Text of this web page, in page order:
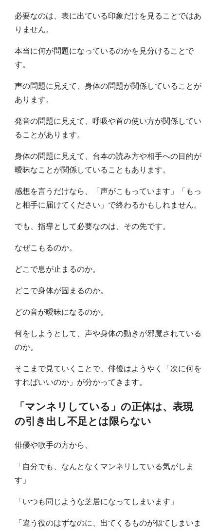
必要なのは、表に出ている印象だけを見ることではあ
りません。
本当に何が問題になっているのかを見分けることで
す。
声の問題に見えて、身体の問題が関係していることが
あります。
発音の問題に見えて、呼吸や首の使い方が関係してい
ることがあります。
身体の問題に見えて、台本の読み方や相手への目的が
曖昧なことが関係していることもあります。
感想を言うだけなら、「声がこもっています」「もっ
と相手に届けてください」で終わるかもしれません。
でも、指導として必要なのは、その先です。
なぜこもるのか。
どこで息が止まるのか。
どこで身体が固まるのか。
どの音が曖昧になるのか。
何をしようとして、声や身体の動きが邪魔されている
のか。
そこまで見ていくことで、俳優はようやく「次に何を
すればいいのか」が分かってきます。
「マンネリしている」の正体は、表現
の引き出し不足とは限らない
俳優や歌手の方から、
「自分でも、なんとなくマンネリしている気がしま
す」
「いつも同じような芝居になってしまいます」
「違う役のはずなのに、出てくるものが似てしまいま